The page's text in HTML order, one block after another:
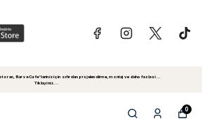
Bar ve Cafe'leriniz için sıfırdan projelendirme, montaj ve daha fazlasi...
Tiklayiniz...
0